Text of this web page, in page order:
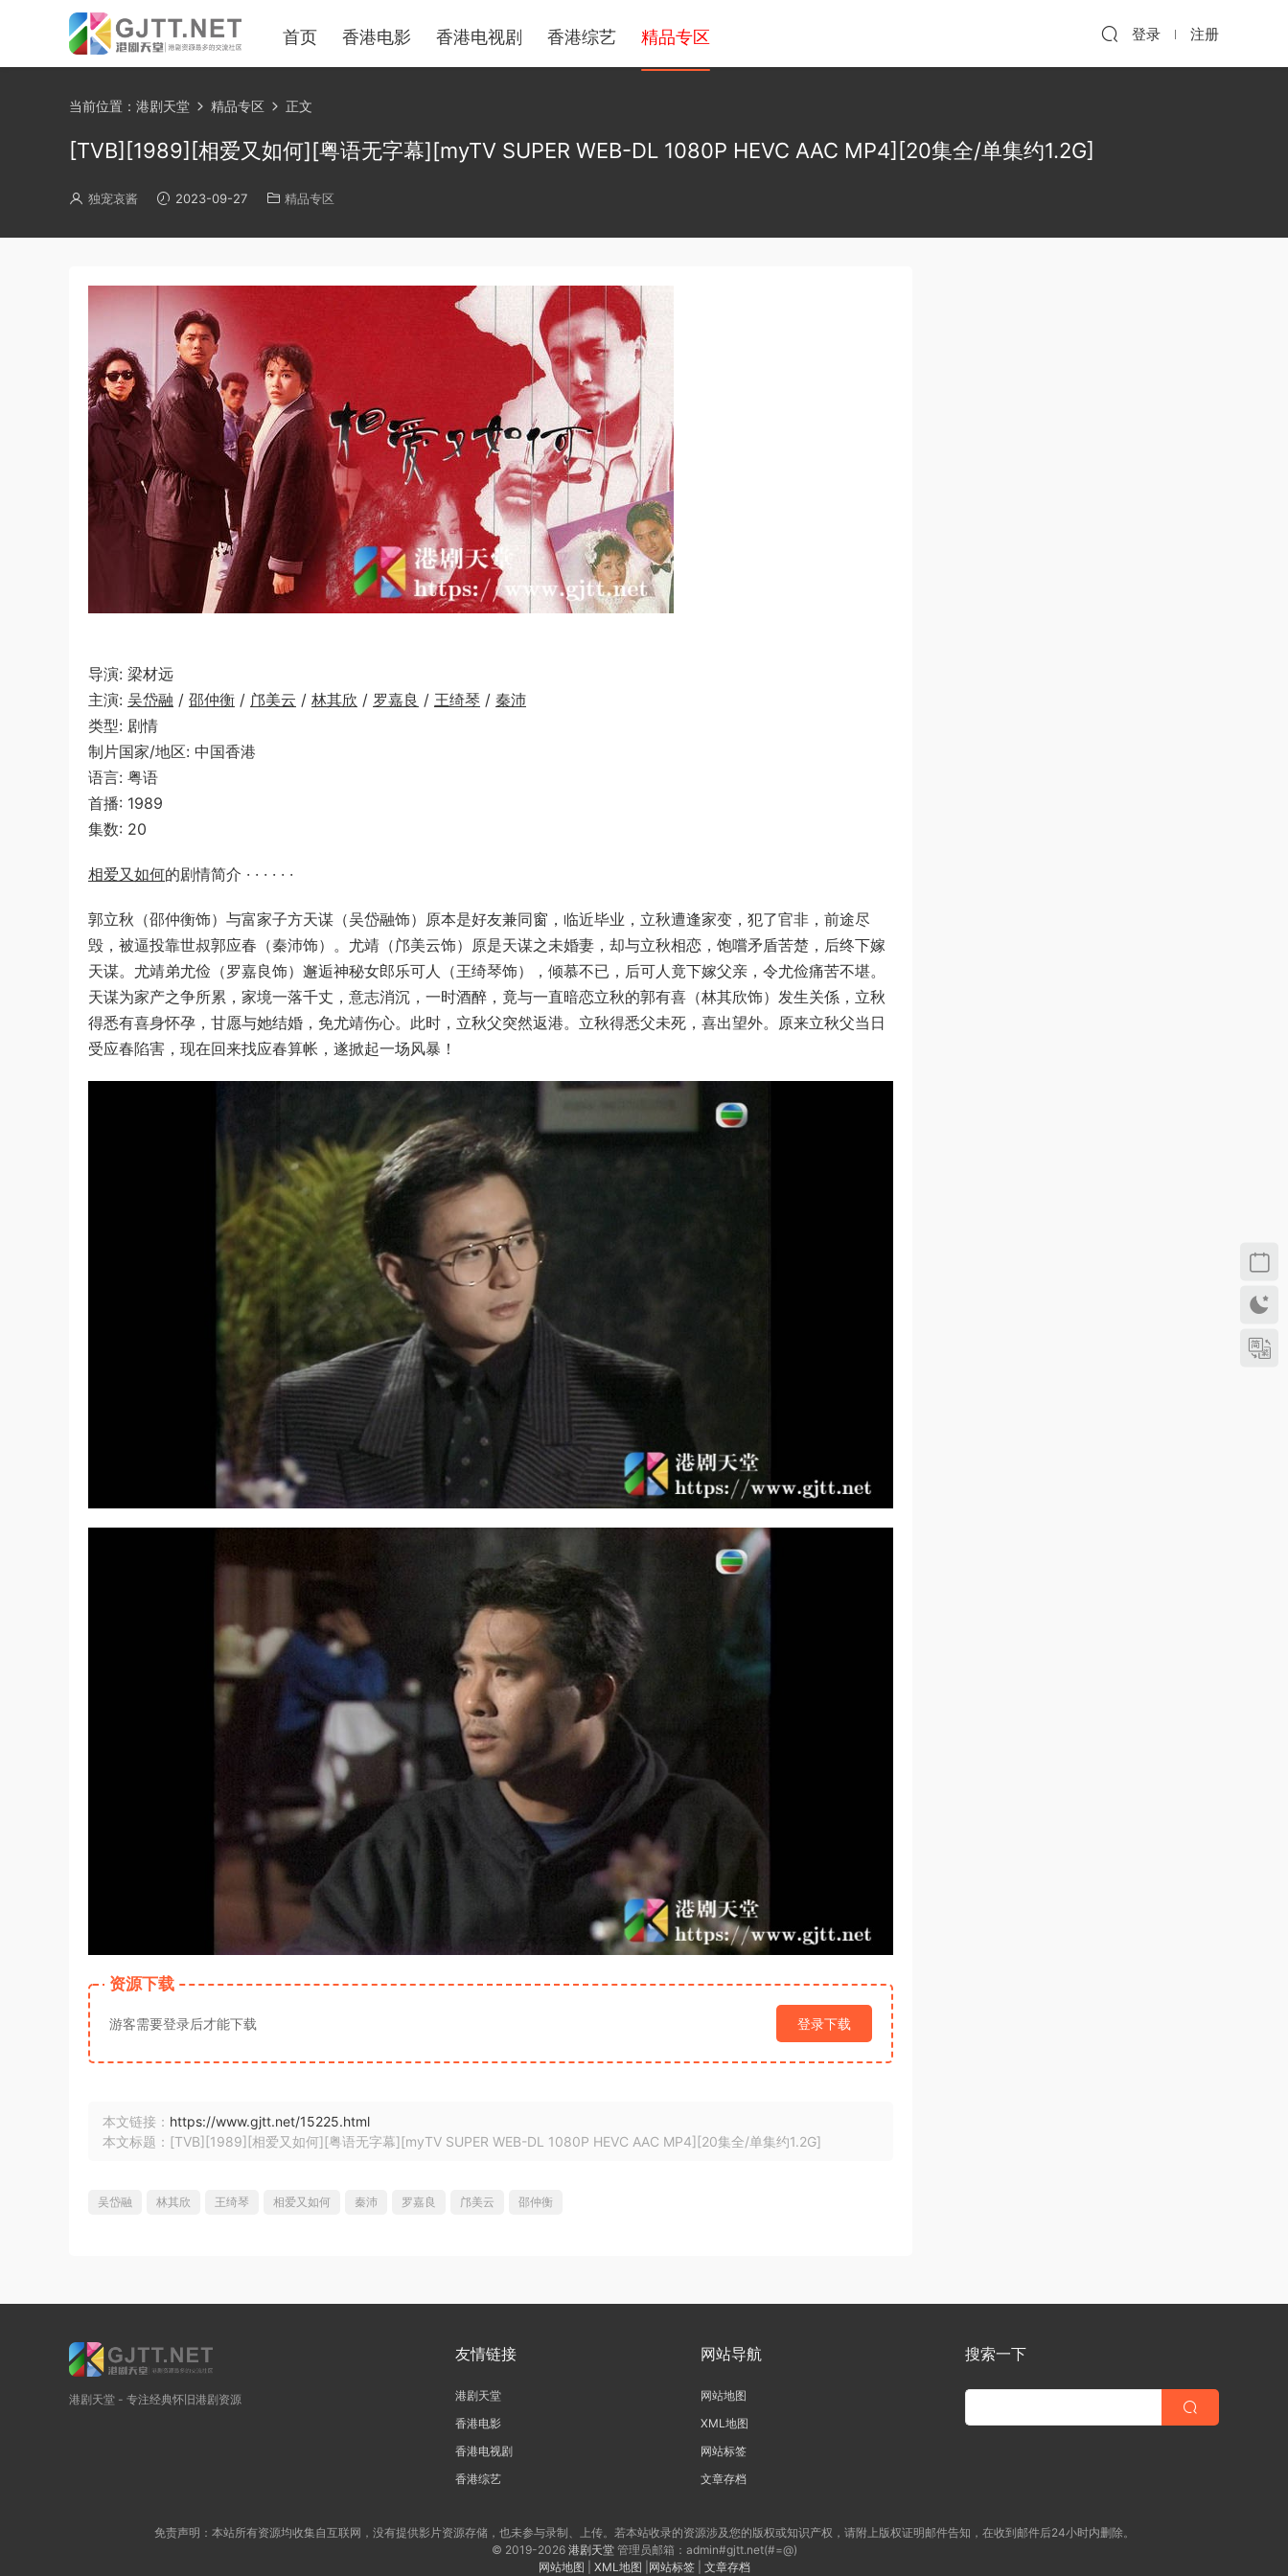
首页 香港电影 香港电视剧 香港综艺 精品专区 登录 注册
当前位置： 港剧天堂 精品专区 正文
[TVB][1989][相爱又如何][粤语无字幕][myTV SUPER WEB-DL 1080P HEVC AAC MP4][20集全/单集约1.2G]
独宠哀酱 2023-09-27 精品专区
导演: 梁材远
主演: 吴岱融 / 邵仲衡 / 邝美云 / 林其欣 / 罗嘉良 / 王绮琴 / 秦沛
类型: 剧情
制片国家/地区: 中国香港
语言: 粤语
首播: 1989
集数: 20
相爱又如何的剧情简介 · · · · · ·
郭立秋（邵仲衡饰）与富家子方天谋（吴岱融饰）原本是好友兼同窗，临近毕业，立秋遭逢家变，犯了官非，前途尽
毁，被逼投靠世叔郭应春（秦沛饰）。尤靖（邝美云饰）原是天谋之未婚妻，却与立秋相恋，饱嚐矛盾苦楚，后终下嫁
天谋。尤靖弟尤俭（罗嘉良饰）邂逅神秘女郎乐可人（王绮琴饰），倾慕不已，后可人竟下嫁父亲，令尤俭痛苦不堪。
天谋为家产之争所累，家境一落千丈，意志消沉，一时酒醉，竟与一直暗恋立秋的郭有喜（林其欣饰）发生关係，立秋
得悉有喜身怀孕，甘愿与她结婚，免尤靖伤心。此时，立秋父突然返港。立秋得悉父未死，喜出望外。原来立秋父当日
受应春陷害，现在回来找应春算帐，遂掀起一场风暴！
资源下载
游客需要登录后才能下载 登录下载
本文链接： https://www.gjtt.net/15225.html
本文标题：[TVB][1989][相爱又如何][粤语无字幕][myTV SUPER WEB-DL 1080P HEVC AAC MP4][20集全/单集约1.2G]
吴岱融 林其欣 王绮琴 相爱又如何 秦沛 罗嘉良 邝美云 邵仲衡
港剧天堂 - 专注经典怀旧港剧资源
友情链接
港剧天堂
香港电影
香港电视剧
香港综艺
网站导航
网站地图
XML地图
网站标签
文章存档
搜索一下
免责声明：本站所有资源均收集自互联网，没有提供影片资源存储，也未参与录制、上传。若本站收录的资源涉及您的版权或知识产权，请附上版权证明邮件告知，在收到邮件后24小时内删除。
© 2019-2026 港剧天堂管理员邮箱：admin#gjtt.net(#=@)
网站地图
XML地图 网站标签| 文章存档